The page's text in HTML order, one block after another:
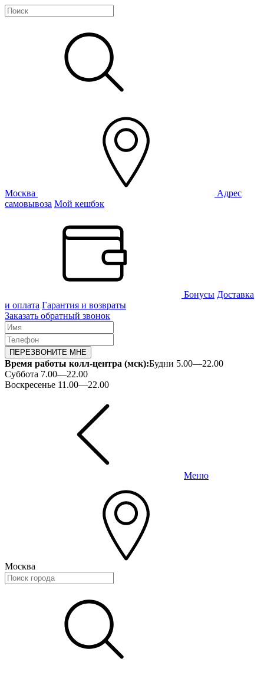
Москва
Адрес
самовывоза Мой кешбэк
Бонусы Доставка
и оплата Гарантия и возвраты
Заказать обратный звонок
ПЕРЕЗВОНИТЕ МНЕ
Время работы колл-центра (мск):Будни 5.00—22.00
Суббота 7.00—22.00
Воскресенье 11.00—22.00
Меню
Москва